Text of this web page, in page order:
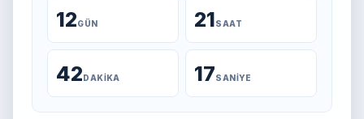
12GÜN 21SAAT
42DAKIKA 17SANIYE